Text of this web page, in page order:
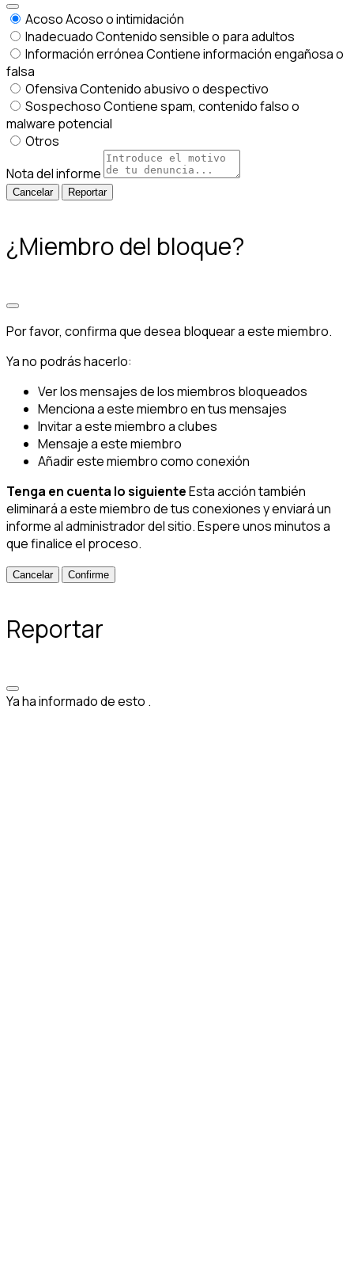
AcosoAcoso o intimidación
InadecuadoContenido sensible o para adultos
Información erróneaContiene información engañosa o
falsa
OfensivaContenido abusivo o despectivo
SospechosoContiene spam, contenido falso o
malware potencial
Otros
Nota del informe
Reportar
¿Miembro del bloque?
Por favor, confirma que desea bloquear a este miembro.
Ya no podrás hacerlo:
Ver los mensajes de los miembros bloqueados
Menciona a este miembro en tus mensajes
Invitar a este miembro a clubes
Mensaje a este miembro
Añadir este miembro como conexión
Tenga en cuenta lo siguienteEsta acción también
eliminará a este miembro de tus conexiones y enviará un
informe al administrador del sitio. Espere unos minutos a
que finalice el proceso.
Confirme
Reportar
Ya ha informado de esto .